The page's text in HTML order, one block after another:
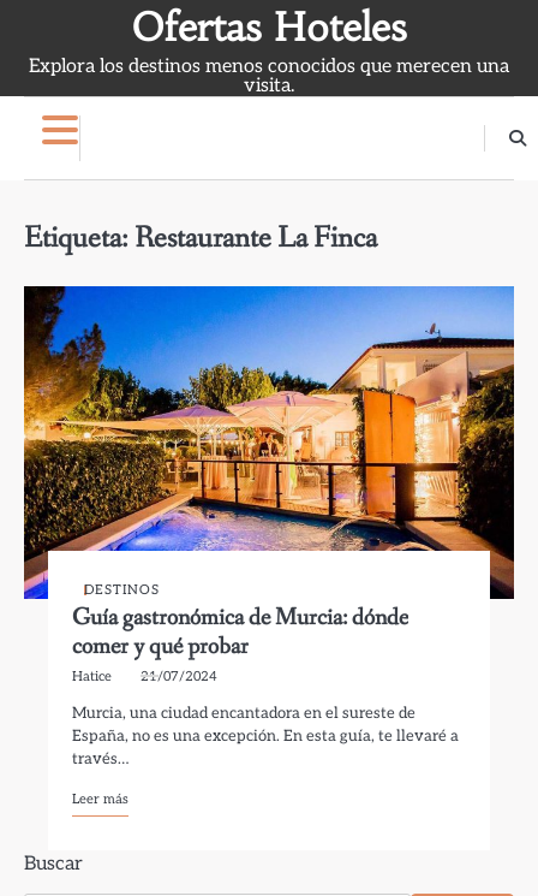
content
Ofertas Hoteles
Explora los destinos menos conocidos que merecen una
visita.
Etiqueta: Restaurante La Finca
DESTINOS
Guía gastronómica de Murcia: dónde
comer y qué probar
Hatice 21/07/2024
Murcia, una ciudad encantadora en el sureste de
España, no es una excepción. En esta guía, te llevaré a
través…
Leer más
Buscar